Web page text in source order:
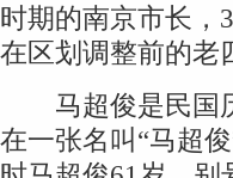
时期的南京市长，
在区划调整前的老
马超俊是民国历
在一张名叫“马超